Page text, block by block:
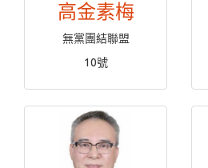
高金素梅
無黨團結聯盟
10號